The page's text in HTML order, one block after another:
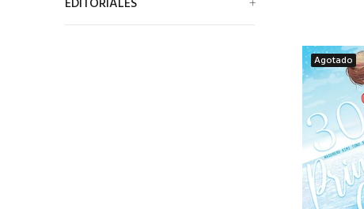
Agotado